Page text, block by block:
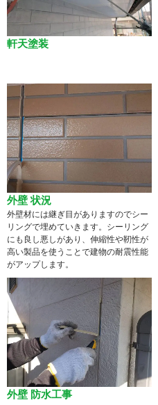
軒天塗装
外壁 状況
外壁材には継ぎ目がありますのでシー
リングで埋めていきます。シーリング
にも良し悪しがあり、伸縮性や靭性が
高い製品を使うことで建物の耐震性能
がアップします。
外壁 防水工事